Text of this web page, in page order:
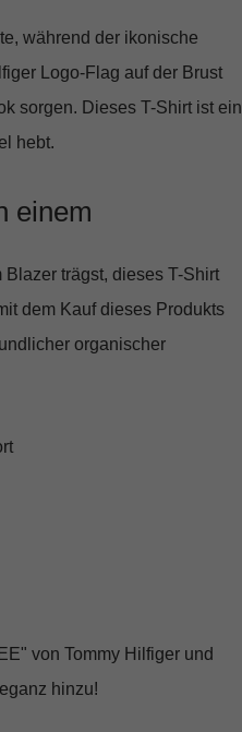
während der ikonische
Logo-Flag auf der Brust
sorgen. Dieses T-Shirt ist ein
hebt.
einem
trägst, dieses T-Shirt
dem Kauf dieses Produkts
organischer
von Tommy Hilfiger und
hinzu!